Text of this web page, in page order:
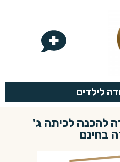
לילדים
להכנה לכיתה ג'
בחינם